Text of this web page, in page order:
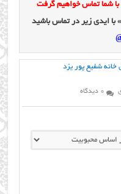
با شما تماس خواهیم گرفت
» با ایدی زیر در تماس باشید
خانه شفیع پور یزد
0 دیدگاه